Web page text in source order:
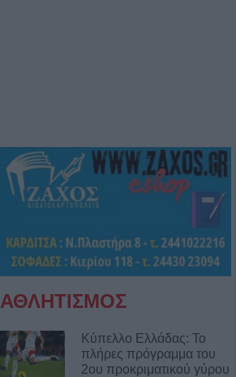
Ειδικός Ενδοκρινολόγος - Διαβητολόγος 'Χριστίνα Γ. Σακκά'
ΑΘΛΗΤΙΣΜΟΣ
Κύπελλο Ελλάδας: Το
πλήρες πρόγραμμα του
2ου προκριματικού γύρου